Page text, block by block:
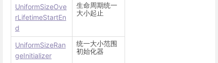
UniformSizeOve
rLifetimeStartEn
d
生命周期统一
大小起止
UniformSizeRan
geInitializer
统一大小范围
初始化器